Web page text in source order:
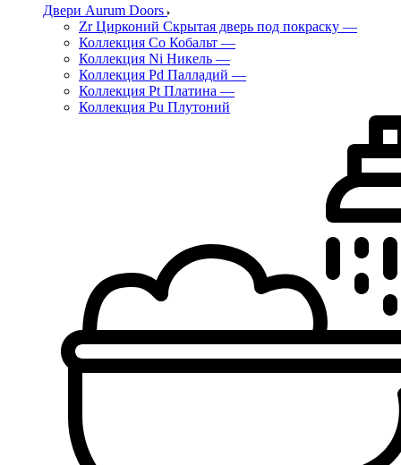
Двери Aurum Doors
Zr Цирконий Скрытая дверь под покраску —
Коллекция Co Кобальт —
Коллекция Ni Никель —
Коллекция Pd Палладий —
Коллекция Pt Платина —
Коллекция Pu Плутоний